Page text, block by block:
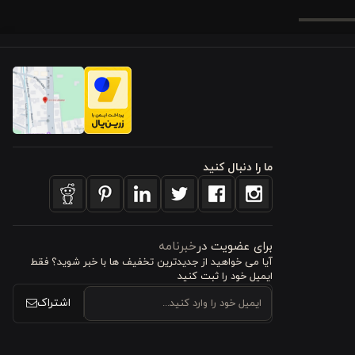
متعادل آن، نه
این ابعاد
لیوان را
در ماشین
که
شده
ما را دنبال کنید
برای عضویت درخبرنامه
آیا می خواهید از جدید‌ترین تخفیف‌ ها با‌ خبر شوید؟ فقط
ایمیل خود را ثبت کنید
اشتراک